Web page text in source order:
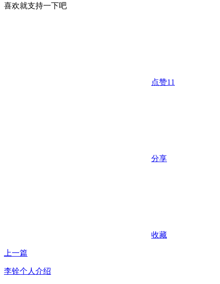
喜欢就支持一下吧
点赞11
分享
收藏
上一篇
李铨个人介绍